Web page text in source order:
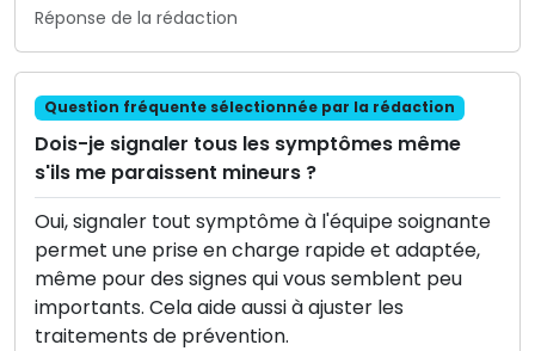
Réponse de la rédaction
Question fréquente sélectionnée par la rédaction
Dois-je signaler tous les symptômes même
s'ils me paraissent mineurs ?
Oui, signaler tout symptôme à l'équipe soignante
permet une prise en charge rapide et adaptée,
même pour des signes qui vous semblent peu
importants. Cela aide aussi à ajuster les
traitements de prévention.